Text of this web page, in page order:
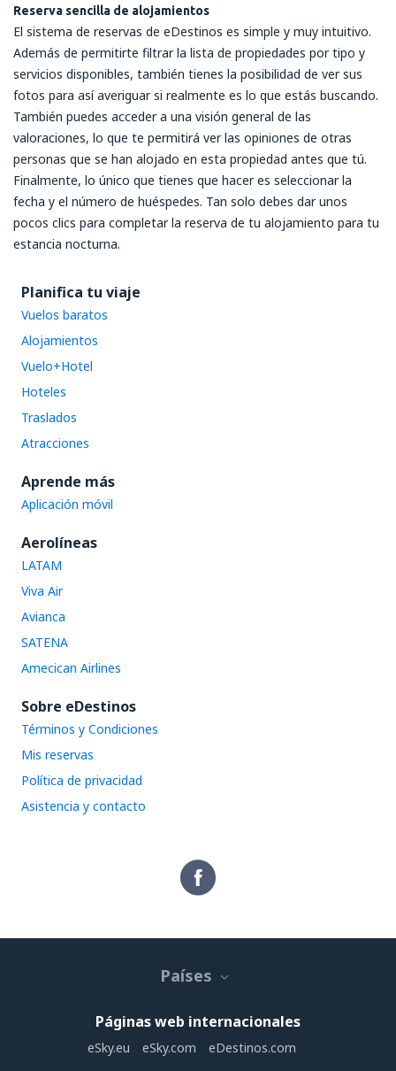
Reserva sencilla de alojamientos
El sistema de reservas de eDestinos es simple y muy intuitivo.
Además de permitirte filtrar la lista de propiedades por tipo y
servicios disponibles, también tienes la posibilidad de ver sus
fotos para así averiguar si realmente es lo que estás buscando.
También puedes acceder a una visión general de las
valoraciones, lo que te permitirá ver las opiniones de otras
personas que se han alojado en esta propiedad antes que tú.
Finalmente, lo único que tienes que hacer es seleccionar la
fecha y el número de huéspedes. Tan solo debes dar unos
pocos clics para completar la reserva de tu alojamiento para tu
estancia nocturna.
Planifica tu viaje
Vuelos baratos
Alojamientos
Vuelo+Hotel
Hoteles
Traslados
Atracciones
Aprende más
Aplicación móvil
Aerolíneas
LATAM
Viva Air
Avianca
SATENA
Amecican Airlines
Sobre eDestinos
Términos y Condiciones
Mis reservas
Política de privacidad
Asistencia y contacto
Países
Páginas web internacionales
eSky.eu eSky.com eDestinos.com